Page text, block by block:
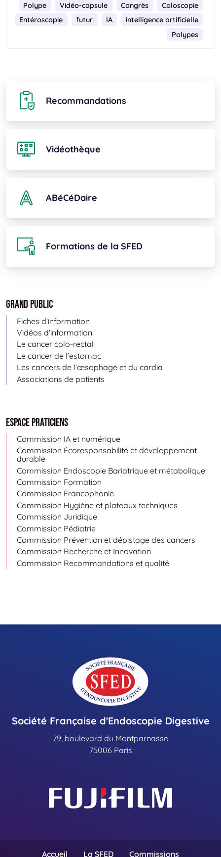
Polype
Vidéo-capsule Congrès
Coloscopie
Entéroscopie
futur IA
intelligence artificielle
Polypes
Recommandations
Vidéothèque
ABéCéDaire
Formations de la SFED
Grand public
Fiches d’information
Vidéos d’information
Le cancer colo-rectal
Le cancer de l’estomac
Les cancers de l’œsophage et du cardia
Associations de patients
Espace Praticiens
Commission IA et numérique
Commission Écoresponsabilité et développement
durable
Commission Endoscopie Bariatrique et métabolique
Commission Formation
Commission Francophonie
Commission Hygiène et plateaux techniques
Commission Juridique
Commission Pédiatrie
Commission Prévention et dépistage des cancers
Commission Recherche et Innovation
Commission Recommandations et qualité
Société Française d'Endoscopie Digestive
79, boulevard du Montparnasse
75006 Paris
Accueil La SFED Commissions